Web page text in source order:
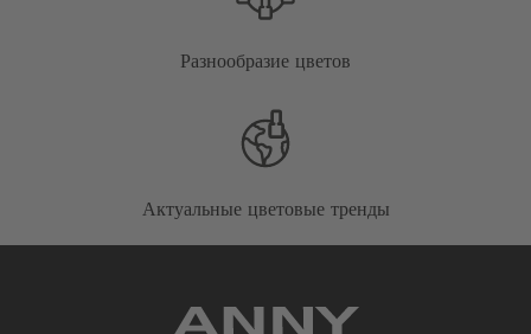
Разнообразие цветов
Актуальные цветовые тренды